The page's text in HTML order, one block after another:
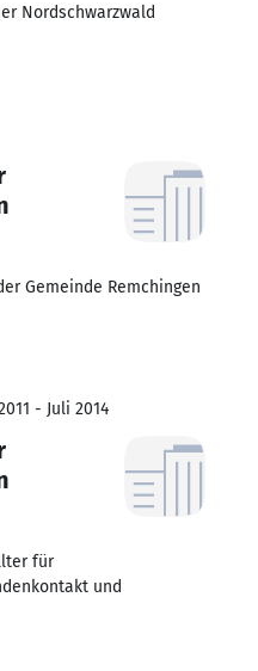
Nordschwarzwald
Gemeinde Remchingen
- Juli 2014
für
und